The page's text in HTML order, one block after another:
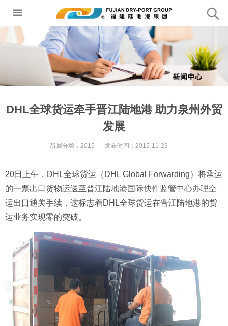
DHL全球货运牵手晋江陆地港 助力泉州外贸
发展
所属分类： 2015 发布时间： 2015-11-23
20日上午，DHL全球货运（DHL Global Forwarding）将承运
的一票出口货物运送至晋江陆地港国际快件监管中心办理空
运出口通关手续，这标志着DHL全球货运在晋江陆地港的货
运业务实现零的突破。